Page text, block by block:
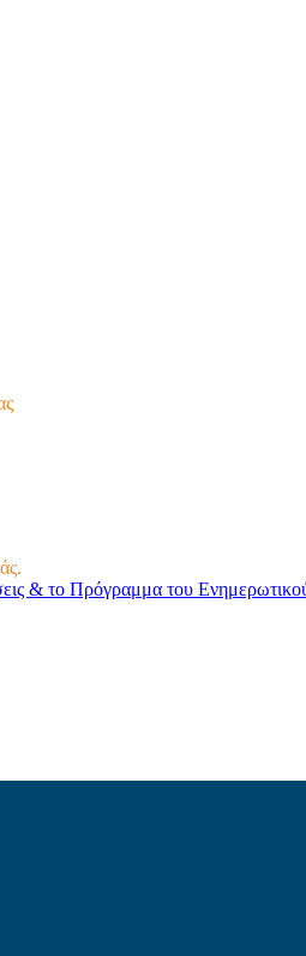
& το Πρόγραμμα του